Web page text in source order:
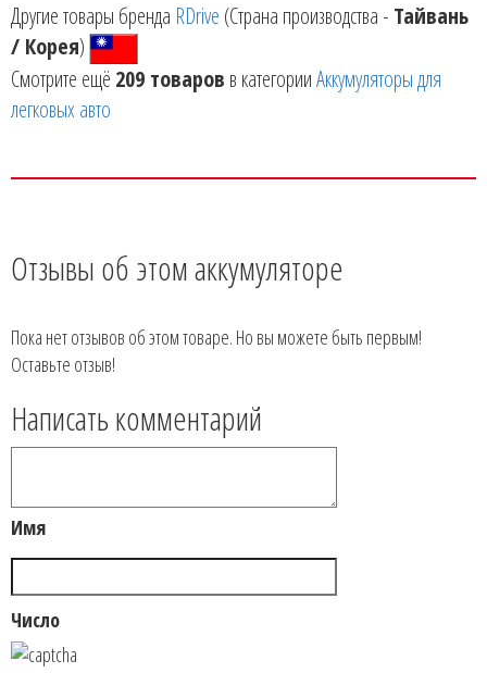
Другие товары бренда RDrive (Страна производства - Тайвань
/ Корея)
Смотрите ещё 209 товаров в категорииАккумуляторы для
легковых авто
Отзывы об этом аккумуляторе
Пока нет отзывов об этом товаре. Но вы можете быть первым!
Оставьте отзыв!
Написать комментарий
Имя
Число